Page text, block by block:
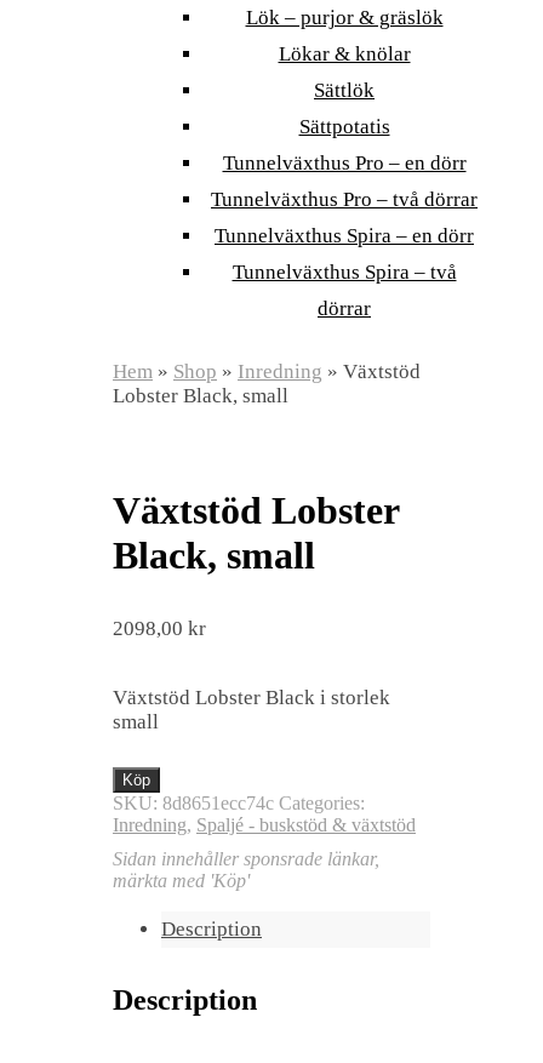
Lök – purjor & gräslök
Lökar & knölar
Sättlök
Sättpotatis
Tunnelväxthus Pro – en dörr
Tunnelväxthus Pro – två dörrar
Tunnelväxthus Spira – en dörr
Tunnelväxthus Spira – två
dörrar
Hem » Shop » Inredning » Växtstöd
Lobster Black, small
Växtstöd Lobster
Black, small
2098,00 kr
Växtstöd Lobster Black i storlek
small
Köp
SKU: 8d8651ecc74c Categories:
Inredning, Spaljé - buskstöd & växtstöd
Sidan innehåller sponsrade länkar,
märkta med 'Köp'
Description
Description